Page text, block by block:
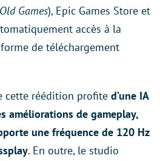
Games), Epic Games Store et
accès à la
de téléchargement
cette réédition profite d’une IA
améliorations de gameplay,
une fréquence de 120 Hz
. En outre, le studio